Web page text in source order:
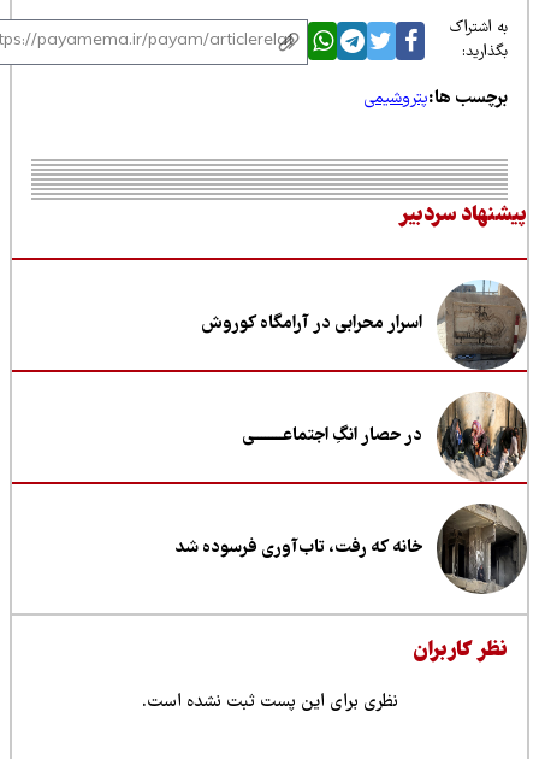
اشتراک
ها:پتروشیمی
سردبیر
اسرار محرابی در آرامگاه کوروش
در حصار انگِ اجتماعــــــــی
خانه که رفت، تاب‌آوری فرسوده شد
کاربران
نظری برای این پست ثبت نشده است.